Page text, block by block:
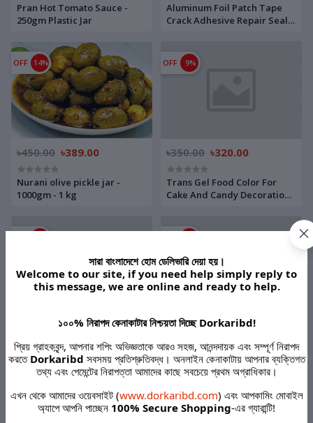
Pran Hot Tomato Sauce -
250gm Plastic Jar
Aluminum Foil Patch Tape
Crack Adhesive Repair Seal
Leakage Waterproof Tape -
10M
OFF 14%
৳450.00 ৳389.00
Nurani olive pickle jar -
1000gm - 1 kg
OFF 9%
৳350.00 ৳320.00
Trans Gel Food Color For
Cake And Candy Decoration-
৳1,200.00 ৳960.00
Trans oil based food
coloring Black - 1000gm
৳1,200.00 ৳960.00
Trans oil based food
coloring Orange - 1000gm
1 2 3 4 5 6 7 8
সারা বাংলাদেশে হোম ডেলিভারি দেয়া হয়।
Welcome to our site, if you need help simply reply to
this message, we are online and ready to help.
১০০% নিরাপদ কেনাকাটার নিশ্চয়তা দিচ্ছে Dorkaribd!
প্রিয় গ্রাহকবৃন্দ, আপনার শপিং অভিজ্ঞতাকে আরও সহজ, আনন্দদায়ক এবং সম্পূর্ণ নিরাপদ
করতে Dorkaribd সবসময় প্রতিশ্রুতিবদ্ধ। অনলাইন কেনাকাটায় আপনার ব্যক্তিগত
তথ্য এবং পেমেন্টের নিরাপত্তা আমাদের কাছে সবচেয়ে প্রথম অগ্রাধিকার।
এখন থেকে আমাদের ওয়েবসাইট (www.dorkaribd.com) এবং আপকামিং মোবাইল
অ্যাপে আপনি পাচ্ছেন 100% Secure Shopping-এর গ্যারান্টি!